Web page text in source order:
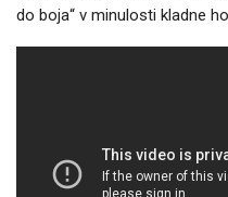
do boja“ v minulosti kladne